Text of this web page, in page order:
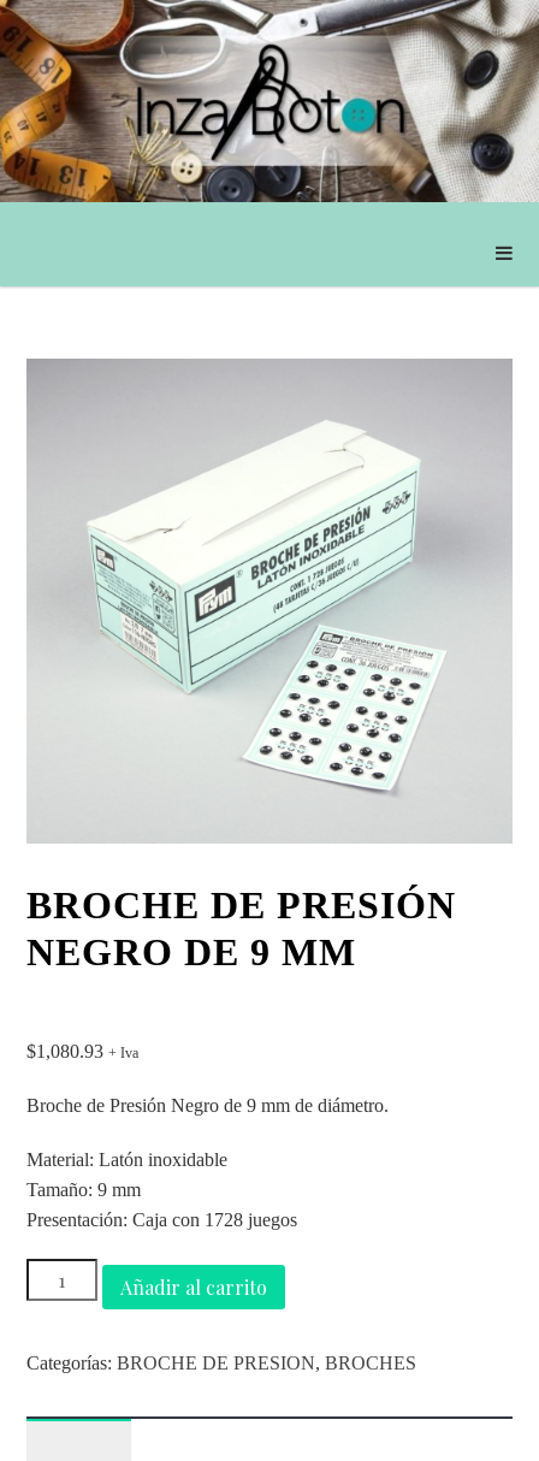
BROCHE DE PRESIÓN
NEGRO DE 9 MM
$1,080.93 + Iva
Broche de Presión Negro de 9 mm de diámetro.
Material: Latón inoxidable
Tamaño: 9 mm
Presentación: Caja con 1728 juegos
Añadir al carrito
Categorías:BROCHE DE PRESION,BROCHES